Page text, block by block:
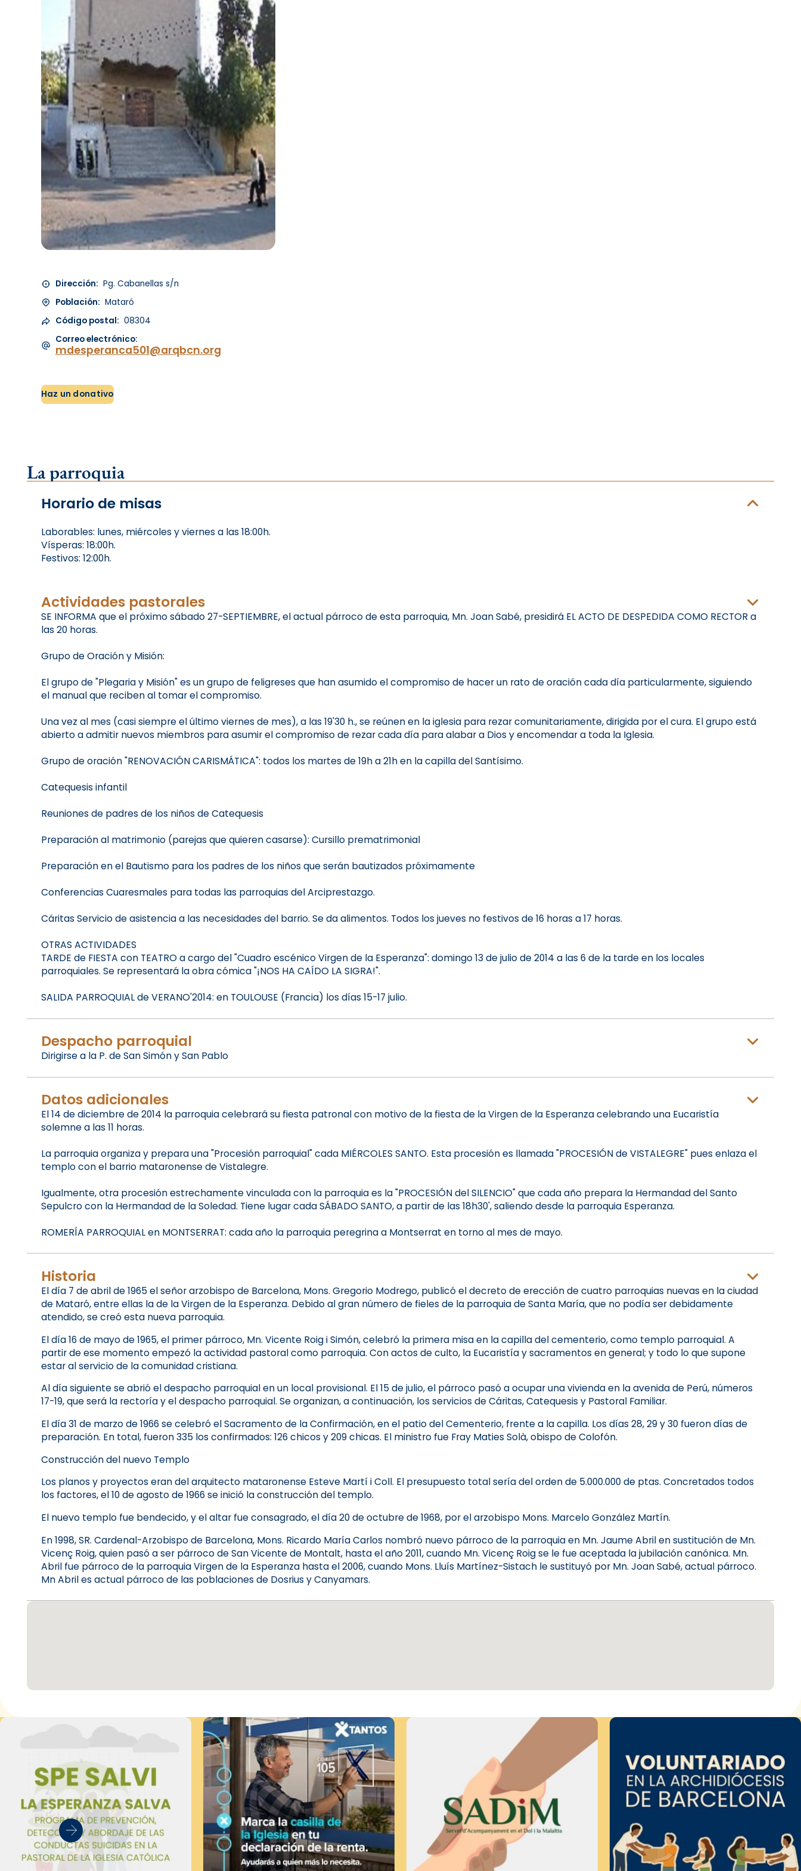
Dirección: Pg. Cabanellas s/n
Población: Mataró
Código postal: 08304
Correo electrónico:
mdesperanca501@arqbcn.org
Haz un donativo
La parroquia
Horario de misas
Laborables: lunes, miércoles y viernes a las 18:00h.
Vísperas: 18:00h.
Festivos: 12:00h.
Actividades pastorales
SE INFORMA que el próximo sábado 27-SEPTIEMBRE, el actual párroco de esta parroquia, Mn. Joan Sabé, presidirá EL ACTO DE DESPEDIDA COMO RECTOR a
las 20 horas.
Grupo de Oración y Misión:
El grupo de "Plegaria y Misión" es un grupo de feligreses que han asumido el compromiso de hacer un rato de oración cada día particularmente, siguiendo
el manual que reciben al tomar el compromiso.
Una vez al mes (casi siempre el último viernes de mes), a las 19'30 h., se reúnen en la iglesia para rezar comunitariamente, dirigida por el cura. El grupo está
abierto a admitir nuevos miembros para asumir el compromiso de rezar cada día para alabar a Dios y encomendar a toda la Iglesia.
Grupo de oración "RENOVACIÓN CARISMÁTICA": todos los martes de 19h a 21h en la capilla del Santísimo.
Catequesis infantil
Reuniones de padres de los niños de Catequesis
Preparación al matrimonio (parejas que quieren casarse): Cursillo prematrimonial
Preparación en el Bautismo para los padres de los niños que serán bautizados próximamente
Conferencias Cuaresmales para todas las parroquias del Arciprestazgo.
Cáritas Servicio de asistencia a las necesidades del barrio. Se da alimentos. Todos los jueves no festivos de 16 horas a 17 horas.
OTRAS ACTIVIDADES
TARDE de FIESTA con TEATRO a cargo del "Cuadro escénico Virgen de la Esperanza": domingo 13 de julio de 2014 a las 6 de la tarde en los locales
parroquiales. Se representará la obra cómica "¡NOS HA CAÍDO LA SIGRA!".
SALIDA PARROQUIAL de VERANO'2014: en TOULOUSE (Francia) los días 15-17 julio.
Despacho parroquial
Dirigirse a la P. de San Simón y San Pablo
Datos adicionales
El 14 de diciembre de 2014 la parroquia celebrará su fiesta patronal con motivo de la fiesta de la Virgen de la Esperanza celebrando una Eucaristía
solemne a las 11 horas.
La parroquia organiza y prepara una "Procesión parroquial" cada MIÉRCOLES SANTO. Esta procesión es llamada "PROCESIÓN de VISTALEGRE" pues enlaza el
templo con el barrio mataronense de Vistalegre.
Igualmente, otra procesión estrechamente vinculada con la parroquia es la "PROCESIÓN del SILENCIO" que cada año prepara la Hermandad del Santo
Sepulcro con la Hermandad de la Soledad. Tiene lugar cada SÁBADO SANTO, a partir de las 18h30', saliendo desde la parroquia Esperanza.
ROMERÍA PARROQUIAL en MONTSERRAT: cada año la parroquia peregrina a Montserrat en torno al mes de mayo.
Historia
El día 7 de abril de 1965 el señor arzobispo de Barcelona, ​​Mons. Gregorio Modrego, publicó el decreto de erección de cuatro parroquias nuevas en la ciudad
de Mataró, entre ellas la de la Virgen de la Esperanza. Debido al gran número de fieles de la parroquia de Santa María, que no podía ser debidamente
atendido, se creó esta nueva parroquia.
El día 16 de mayo de 1965, el primer párroco, Mn. Vicente Roig i Simón, celebró la primera misa en la capilla del cementerio, como templo parroquial. A
partir de ese momento empezó la actividad pastoral como parroquia. Con actos de culto, la Eucaristía y sacramentos en general; y todo lo que supone
estar al servicio de la comunidad cristiana.
Al día siguiente se abrió el despacho parroquial en un local provisional. El 15 de julio, el párroco pasó a ocupar una vivienda en la avenida de Perú, números
17-19, que será la rectoría y el despacho parroquial. Se organizan, a continuación, los servicios de Cáritas, Catequesis y Pastoral Familiar.
El día 31 de marzo de 1966 se celebró el Sacramento de la Confirmación, en el patio del Cementerio, frente a la capilla. Los días 28, 29 y 30 fueron días de
preparación. En total, fueron 335 los confirmados: 126 chicos y 209 chicas. El ministro fue Fray Maties Solà, obispo de Colofón.
Construcción del nuevo Templo
Los planos y proyectos eran del arquitecto mataronense Esteve Martí i Coll. El presupuesto total sería del orden de 5.000.000 de ptas. Concretados todos
los factores, el 10 de agosto de 1966 se inició la construcción del templo.
El nuevo templo fue bendecido, y el altar fue consagrado, el día 20 de octubre de 1968, por el arzobispo Mons. Marcelo González Martín.
En 1998, SR. Cardenal-Arzobispo de Barcelona, ​​Mons. Ricardo María Carlos nombró nuevo párroco de la parroquia en Mn. Jaume Abril en sustitución de Mn.
Vicenç Roig, quien pasó a ser párroco de San Vicente de Montalt, hasta el año 2011, cuando Mn. Vicenç Roig se le fue aceptada la jubilación canónica. Mn.
Abril fue párroco de la parroquia Virgen de la Esperanza hasta el 2006, cuando Mons. Lluís Martínez-Sistach le sustituyó por Mn. Joan Sabé, actual párroco.
Mn Abril es actual párroco de las poblaciones de Dosrius y Canyamars.